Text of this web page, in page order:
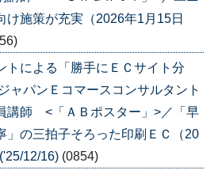
け施策が充実（2026年1月15日
トによる「勝手にＥＣサイト分
パンＥコマースコンサルタント
師 <「ＡＢポスター」>／「早
」の三拍子そろった印刷ＥＣ（20
12/16) (0854)